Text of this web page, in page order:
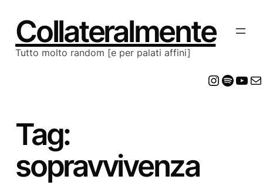
contenuto
Collateralmente
Tutto molto random [e per palati affini]
Tag:
sopravvivenza